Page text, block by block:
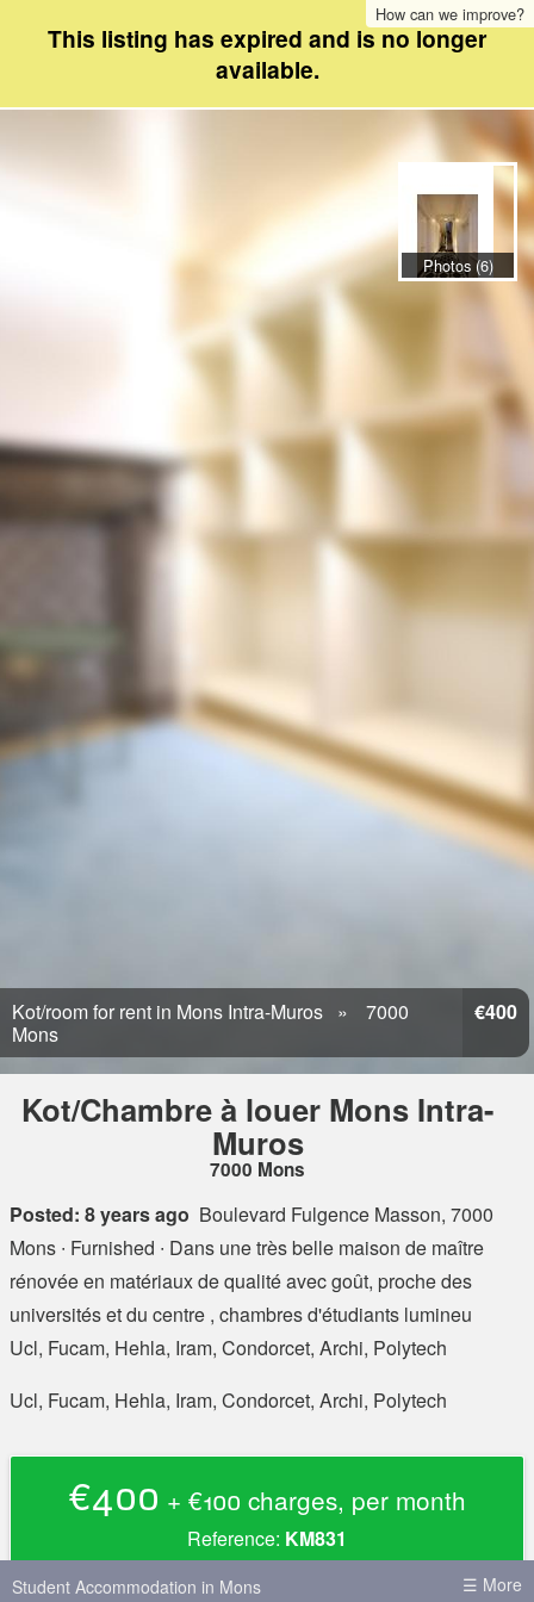
Student Accommodation in Mons ☰ More
How can we improve?
This listing has expired and is no longer
available.
Kot/room for rent in Mons Intra-Muros
7000
Mons
€400
Kot/Chambre à louer Mons Intra-
Muros
7000 Mons
Posted: 8 years ago Boulevard Fulgence Masson, 7000
Mons ∙ Furnished ∙ Dans une très belle maison de maître
rénovée en matériaux de qualité avec goût, proche des
universités et du centre , chambres d'étudiants lumineu
Ucl, Fucam, Hehla, Iram, Condorcet, Archi, Polytech
Ucl, Fucam, Hehla, Iram, Condorcet, Archi, Polytech
€400 + €100 charges, per month
Reference: KM831
Rent €400